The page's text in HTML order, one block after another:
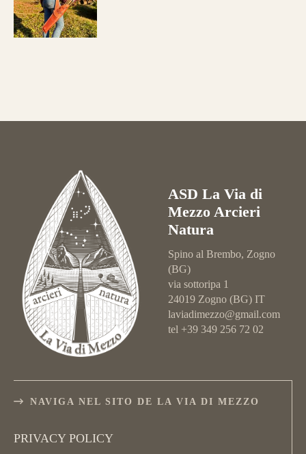
ASD La Via di
Mezzo Arcieri
Natura
Spino al Brembo, Zogno
(BG)
via sottoripa 1
24019 Zogno (BG) IT
laviadimezzo@gmail.com
tel +39 349 256 72 02
NAVIGA NEL SITO DE LA VIA DI MEZZO
PRIVACY POLICY